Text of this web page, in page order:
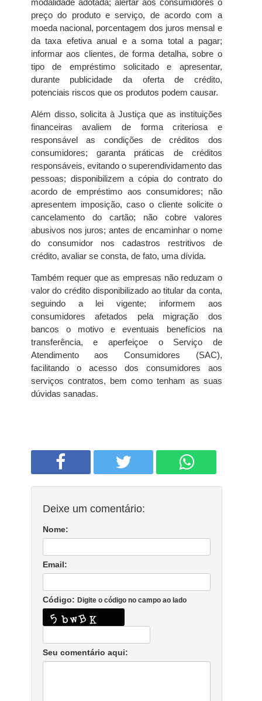
modalidade adotada; alertar aos consumidores o
preço do produto e serviço, de acordo com a
moeda nacional, porcentagem dos juros mensal e
da taxa efetiva anual e a soma total a pagar;
informar aos clientes, de forma detalha, sobre o
tipo de empréstimo solicitado e apresentar,
durante publicidade da oferta de crédito,
potenciais riscos que os produtos podem causar.
Além disso, solicita à Justiça que as instituições
financeiras avaliem de forma criteriosa e
responsável as condições de créditos dos
consumidores; garanta práticas de créditos
responsáveis, evitando o superendividamento das
pessoas; disponibilizem a cópia do contrato do
acordo de empréstimo aos consumidores; não
apresentem imposição, caso o cliente solicite o
cancelamento do cartão; não cobre valores
abusivos nos juros; antes de encaminhar o nome
do consumidor nos cadastros restritivos de
crédito, avaliar se consta, de fato, uma dívida.
Também requer que as empresas não reduzam o
valor do crédito disponibilizado ao titular da conta,
seguindo a lei vigente; informem aos
consumidores afetados pela migração dos
bancos o motivo e eventuais benefícios na
transferência, e aperfeiçoe o Serviço de
Atendimento aos Consumidores (SAC),
facilitando o acesso dos consumidores aos
serviços contratos, bem como tenham as suas
dúvidas sanadas.
Deixe um comentário:
Nome:
Email:
Código: Digite o código no campo ao lado
Seu comentário aqui: